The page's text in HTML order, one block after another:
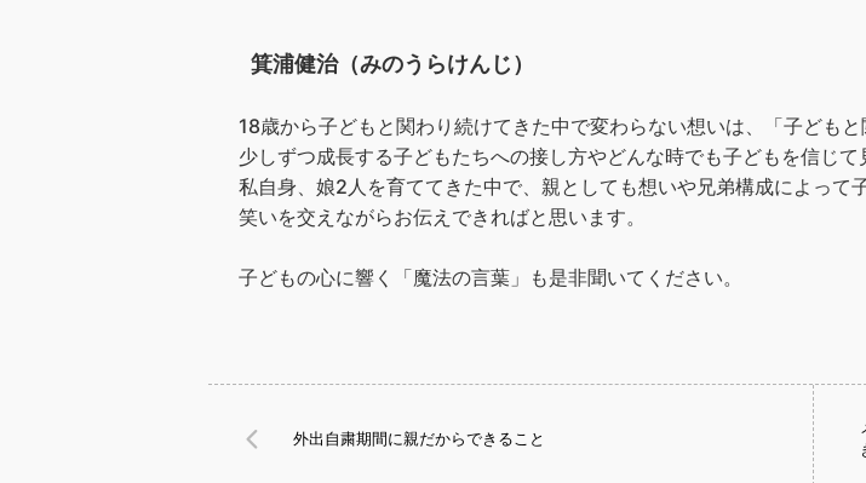
箕浦健治（みのうらけんじ）
18歳から子どもと関わり続けてきた中で変わらない想いは、「子ども
少しずつ成長する子どもたちへの接し方やどんな時でも子どもを信じ
私自身、娘2人を育ててきた中で、親としても想いや兄弟構成によって
笑いを交えながらお伝えできればと思います。
子どもの心に響く「魔法の言葉」も是非聞いてください。
外出自粛期間に親だからできること